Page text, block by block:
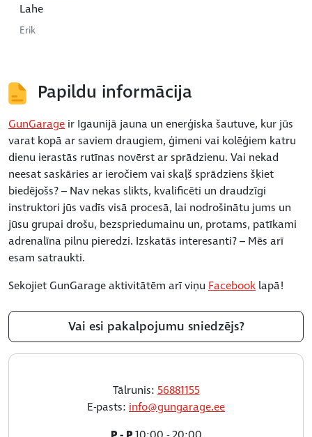
Lahe
Erik
Papildu informācija
GunGarage ir Igaunijā jauna un enerģiska šautuve, kur jūs
varat kopā ar saviem draugiem, ģimeni vai kolēģiem katru
dienu ierastās rutīnas novērst ar sprādzienu. Vai nekad
neesat saskāries ar ieročiem vai skaļš sprādziens šķiet
biedējošs? – Nav nekas slikts, kvalificēti un draudzīgi
instruktori jūs vadīs visā procesā, lai nodrošinātu jums un
jūsu grupai drošu, bezspriedumainu un, protams, patīkami
adrenalīna pilnu pieredzi. Izskatās interesanti? – Mēs arī
esam satraukti.
Sekojiet GunGarage aktivitātēm arī viņu Facebook lapā!
Vai esi pakalpojumu sniedzējs?
Tālrunis: 56881155
E-pasts: info@gungarage.ee